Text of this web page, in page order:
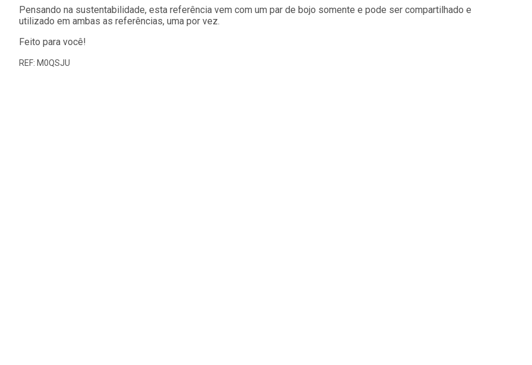
Pensando na sustentabilidade, esta referência vem com um par de bojo somente e pode ser compartilhado e
utilizado em ambas as referências, uma por vez.
Feito para você!
REF: M0QSJU